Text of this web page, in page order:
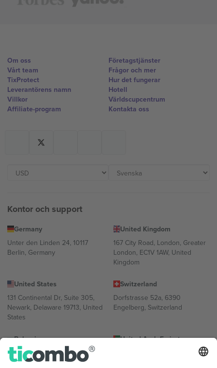
Om oss
Vårt team
TixProtect
Leverantörens namn
Villkor
Affiliate-program
Företagstjänster
Frågor och mer
Hur det fungerar
Hotell
Världscupcentrum
Kontakta oss
Kontor och support
Germany
Unter den Linden 24, 10117
Berlin, Germany
United Kingdom
167 City Road, London, Greater
London, EC1V 1AW, United
Kingdom
United States
131 Continental Dr, Suite 305,
Newark, Delaware 19713, United
States
Switzerland
Dorfstrasse 52a, 6390
Engelberg, Switzerland
Bulgaria
Regus Sofia City West, bul
Totleben 53-55, 1606 Sofia,
United Arab Emirates
UAE Dubai Silicon Oasis, DDP